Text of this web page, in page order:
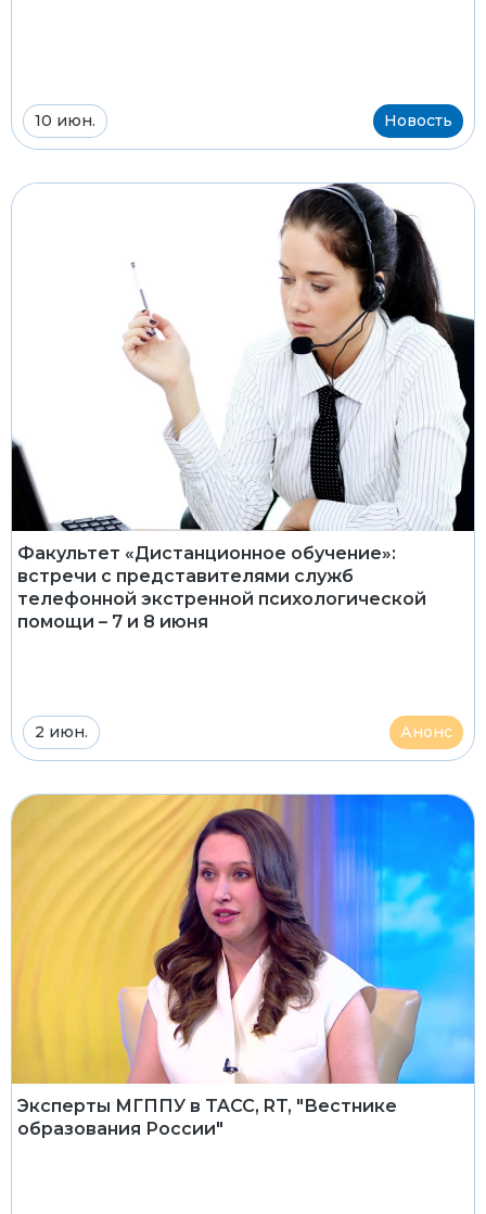
10 июн. Новость
Факультет «Дистанционное обучение»:
встречи с представителями служб
телефонной экстренной психологической
помощи – 7 и 8 июня
2 июн. Анонс
Эксперты МГППУ в TACC, RT, "Вестнике
образования России"